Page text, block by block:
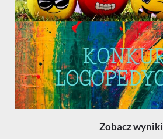
Zobacz wyniki